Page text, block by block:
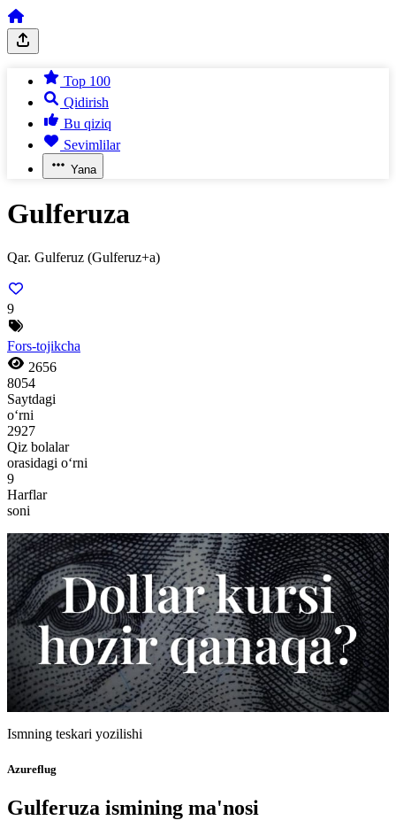
Top 100
Qidirish
Bu qiziq
Sevimlilar
Yana
Gulferuza
Qar. Gulferuz (Gulferuz+a)
9
Fors-tojikcha
2656
8054
Saytdagi
o‘rni
2927
Qiz bolalar
orasidagi o‘rni
9
Harflar
soni
Ismning teskari yozilishi
Azureflug
Gulferuza ismining ma'nosi